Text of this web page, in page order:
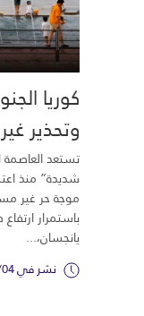
وتحذير
تستعد العاصمة
شديدة” منذ
باستمرار
يانجسان،...
نشر في 2026/08/04 الساعة 10:47 م